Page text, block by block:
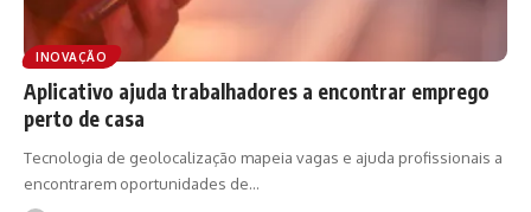
INOVAÇÃO
Aplicativo ajuda trabalhadores a encontrar emprego
perto de casa
Tecnologia de geolocalização mapeia vagas e ajuda profissionais a
encontrarem oportunidades de…